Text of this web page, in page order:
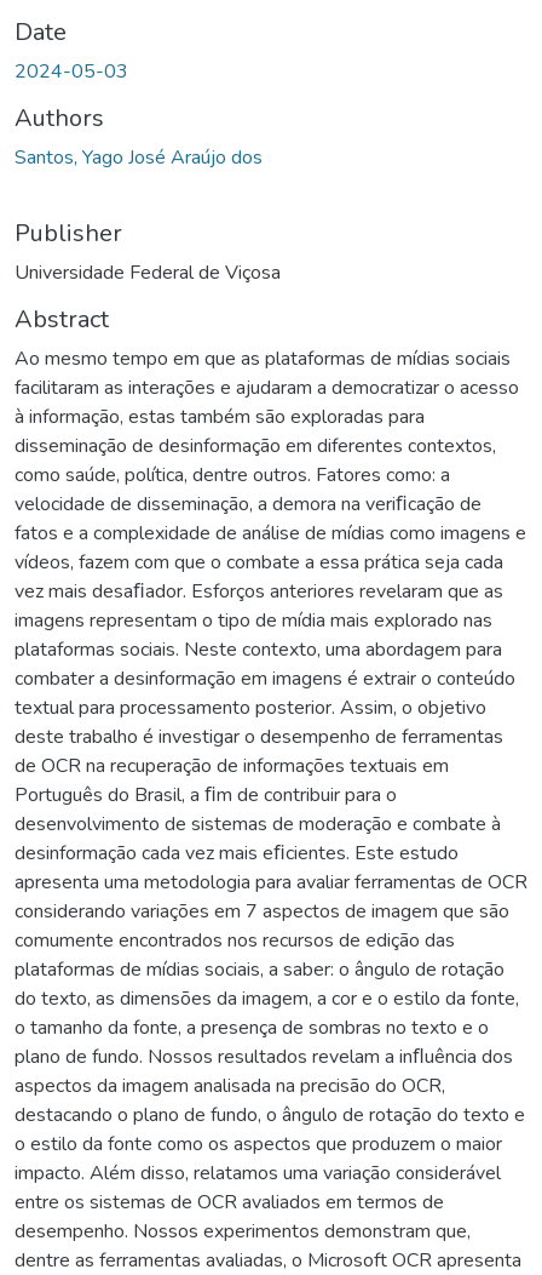
Date
2024-05-03
Authors
Santos, Yago José Araújo dos
Publisher
Universidade Federal de Viçosa
Abstract
Ao mesmo tempo em que as plataformas de mídias sociais
facilitaram as interações e ajudaram a democratizar o acesso
à informação, estas também são exploradas para
disseminação de desinformação em diferentes contextos,
como saúde, política, dentre outros. Fatores como: a
velocidade de disseminação, a demora na veriﬁcação de
fatos e a complexidade de análise de mídias como imagens e
vídeos, fazem com que o combate a essa prática seja cada
vez mais desaﬁador. Esforços anteriores revelaram que as
imagens representam o tipo de mídia mais explorado nas
plataformas sociais. Neste contexto, uma abordagem para
combater a desinformação em imagens é extrair o conteúdo
textual para processamento posterior. Assim, o objetivo
deste trabalho é investigar o desempenho de ferramentas
de OCR na recuperação de informações textuais em
Português do Brasil, a ﬁm de contribuir para o
desenvolvimento de sistemas de moderação e combate à
desinformação cada vez mais eﬁcientes. Este estudo
apresenta uma metodologia para avaliar ferramentas de OCR
considerando variações em 7 aspectos de imagem que são
comumente encontrados nos recursos de edição das
plataformas de mídias sociais, a saber: o ângulo de rotação
do texto, as dimensões da imagem, a cor e o estilo da fonte,
o tamanho da fonte, a presença de sombras no texto e o
plano de fundo. Nossos resultados revelam a inﬂuência dos
aspectos da imagem analisada na precisão do OCR,
destacando o plano de fundo, o ângulo de rotação do texto e
o estilo da fonte como os aspectos que produzem o maior
impacto. Além disso, relatamos uma variação considerável
entre os sistemas de OCR avaliados em termos de
desempenho. Nossos experimentos demonstram que,
dentre as ferramentas avaliadas, o Microsoft OCR apresenta